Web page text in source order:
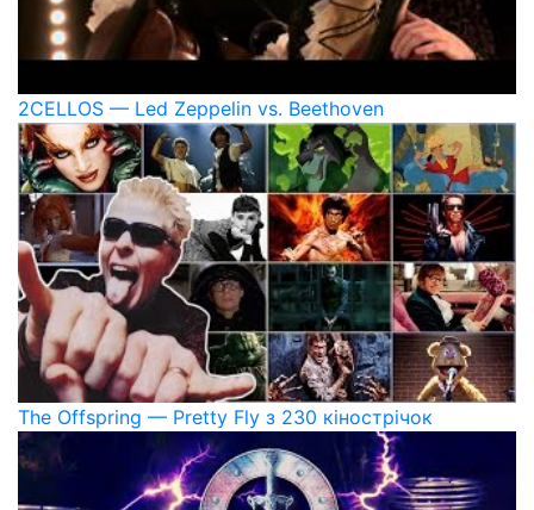
2CELLOS — Led Zeppelin vs. Beethoven
The Offspring — Pretty Fly з 230 кінострічок